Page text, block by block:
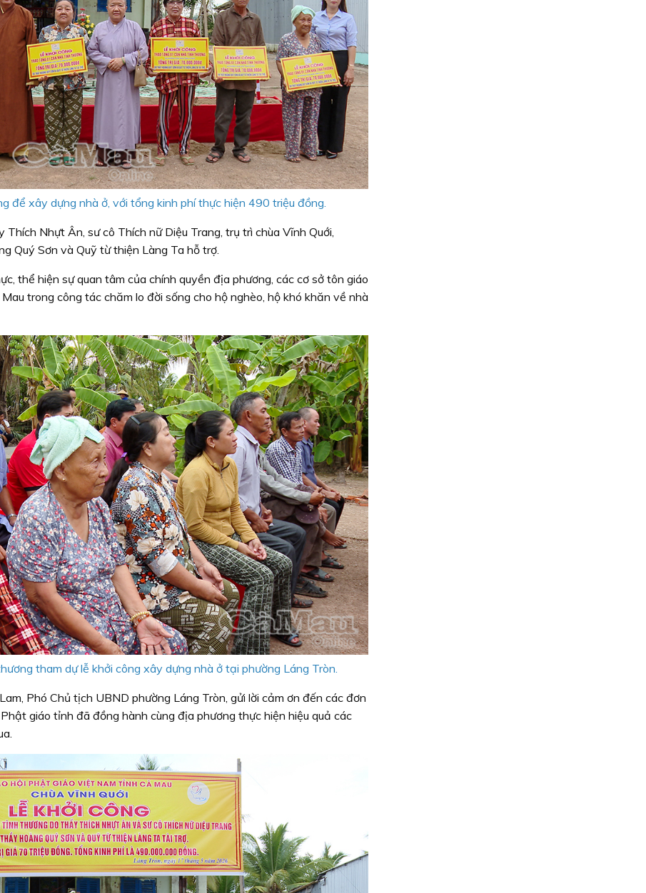
để xây dựng nhà ở, với tổng kinh phí thực hiện 490 triệu đồng.
Nhựt Ân, sư cô Thích nữ Diệu Trang, trụ trì chùa Vĩnh Quới,
Quý Sơn và Quỹ từ thiện Làng Ta hỗ trợ.
thể hiện sự quan tâm của chính quyền địa phương, các cơ sở tôn giáo
trong công tác chăm lo đời sống cho hộ nghèo, hộ khó khăn về nhà
tham dự lễ khởi công xây dựng nhà ở tại phường Láng Tròn.
Phó Chủ tịch UBND phường Láng Tròn, gửi lời cảm ơn đến các đơn
giáo tỉnh đã đồng hành cùng địa phương thực hiện hiệu quả các